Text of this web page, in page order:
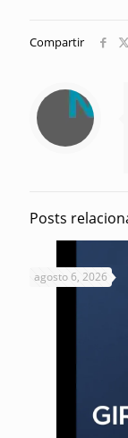
Compartir
Posts
agosto 6, 2026